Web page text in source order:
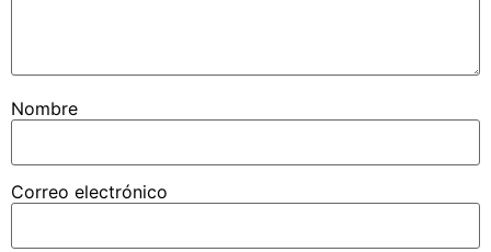
Nombre
Correo electrónico